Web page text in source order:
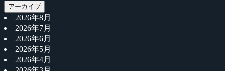
アーカイブ
2026年8月
2026年7月
2026年6月
2026年5月
2026年4月